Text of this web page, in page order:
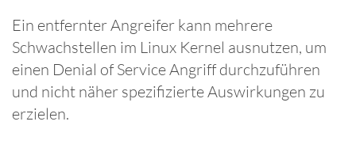
Ein entfernter Angreifer kann mehrere
Schwachstellen im Linux Kernel ausnutzen, um
einen Denial of Service Angriff durchzuführen
und nicht näher spezifizierte Auswirkungen zu
erzielen.